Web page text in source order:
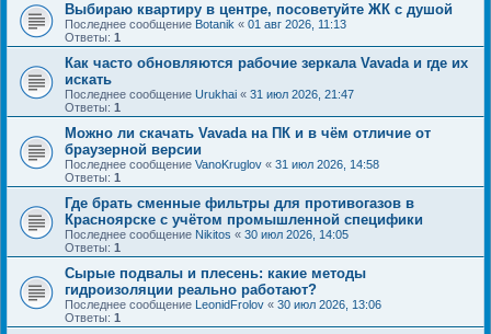
Выбираю квартиру в центре, посоветуйте ЖК с душой
Последнее сообщение Botanik « 01 авг 2026, 11:13
Ответы: 1
Как часто обновляются рабочие зеркала Vavada и где их
искать
Последнее сообщение Urukhai « 31 июл 2026, 21:47
Ответы: 1
Можно ли скачать Vavada на ПК и в чём отличие от
браузерной версии
Последнее сообщение VanoKruglov « 31 июл 2026, 14:58
Ответы: 1
Где брать сменные фильтры для противогазов в
Красноярске с учётом промышленной специфики
Последнее сообщение Nikitos « 30 июл 2026, 14:05
Ответы: 1
Сырые подвалы и плесень: какие методы
гидроизоляции реально работают?
Последнее сообщение LeonidFrolov « 30 июл 2026, 13:06
Ответы: 1